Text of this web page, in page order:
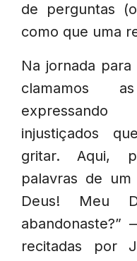
de perguntas
como que uma
Na jornada para
clamamos
injustiçados
gritar. Aqui,
palavras de
Deus! Meu
recitadas por